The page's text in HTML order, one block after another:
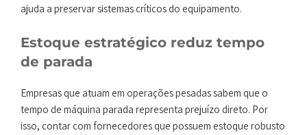
ajuda a preservar sistemas críticos do equipamento.
Estoque estratégico reduz tempo
de parada
Empresas que atuam em operações pesadas sabem que o
tempo de máquina parada representa prejuízo direto. Por
isso, contar com fornecedores que possuem estoque robusto